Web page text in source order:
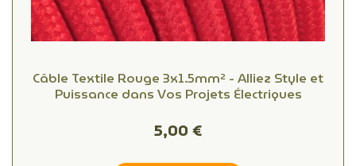
Câble Textile Rouge 3x1.5mm² - Alliez Style et
Puissance dans Vos Projets Électriques
5,00 €